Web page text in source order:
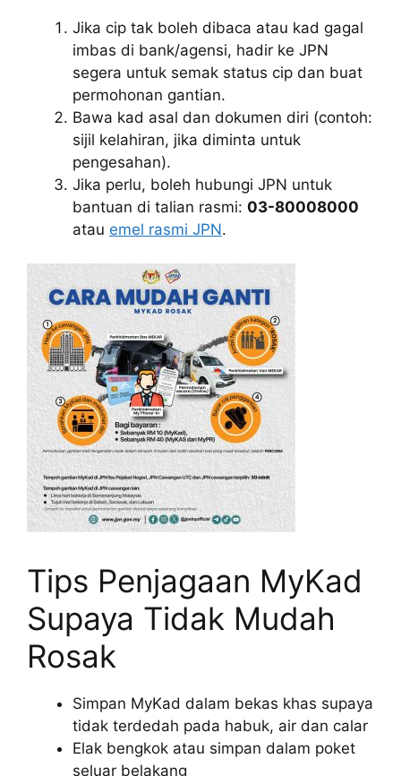
Jika cip tak boleh dibaca atau kad gagal
imbas di bank/agensi, hadir ke JPN
segera untuk semak status cip dan buat
permohonan gantian.
Bawa kad asal dan dokumen diri (contoh:
sijil kelahiran, jika diminta untuk
pengesahan).
Jika perlu, boleh hubungi JPN untuk
bantuan di talian rasmi: 03-80008000
atau emel rasmi JPN.
Tips Penjagaan MyKad
Supaya Tidak Mudah
Rosak
Simpan MyKad dalam bekas khas supaya
tidak terdedah pada habuk, air dan calar
Elak bengkok atau simpan dalam poket
seluar belakang